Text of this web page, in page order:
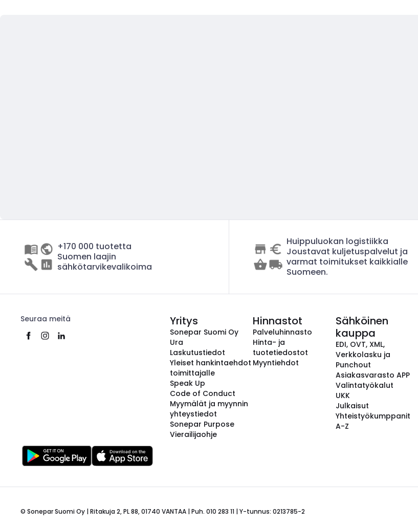
+170 000 tuotetta
Suomen laajin
sähkötarvikevalikoima
Huippuluokan logistiikka
Joustavat kuljetuspalvelut ja
varmat toimitukset kaikkialle
Suomeen.
Seuraa meitä Yritys
Sonepar Suomi Oy
Ura
Laskutustiedot
Yleiset hankintaehdot
toimittajalle
Speak Up
Code of Conduct
Myymälät ja myynnin
yhteystiedot
Sonepar Purpose
Vierailijaohje
Hinnastot
Palveluhinnasto
Hinta- ja
tuotetiedostot
Myyntiehdot
Sähköinen
kauppa
EDI, OVT, XML,
Verkkolasku ja
Punchout
Asiakasvarasto APP
Valintatyökalut
UKK
Julkaisut
Yhteistyökumppanit
A-Z
© Sonepar Suomi Oy | Ritakuja 2, PL 88, 01740 VANTAA | Puh. 010 283 11 | Y-tunnus: 0213785-2